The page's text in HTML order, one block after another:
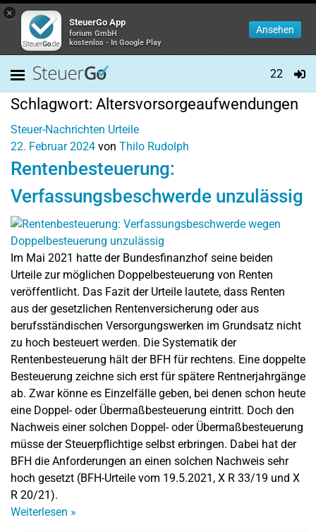
×
SteuerGo App
forium GmbH
kostenlos - In Google Play
Ansehen
22
Schlagwort: Altersvorsorgeaufwendungen
Steuer-Nachrichten Urteile
22. Februar 2024 von Thilo Rudolph
Rentenbesteuerung:
Verfassungsbeschwerde unzulässig
Im Mai 2021 hatte der Bundesfinanzhof seine beiden
Urteile zur möglichen Doppelbesteuerung von Renten
veröffentlicht. Das Fazit der Urteile lautete, dass Renten
aus der gesetzlichen Rentenversicherung oder aus
berufsständischen Versorgungswerken im Grundsatz nicht
zu hoch besteuert werden. Die Systematik der
Rentenbesteuerung hält der BFH für rechtens. Eine doppelte
Besteuerung zeichne sich erst für spätere Rentnerjahrgänge
ab. Zwar könne es Einzelfälle geben, bei denen schon heute
eine Doppel- oder Übermaßbesteuerung eintritt. Doch den
Nachweis einer solchen Doppel- oder Übermaßbesteuerung
müsse der Steuerpflichtige selbst erbringen. Dabei hat der
BFH die Anforderungen an einen solchen Nachweis sehr
hoch gesetzt (BFH-Urteile vom 19.5.2021, X R 33/19 und X
R 20/21).
Weiterlesen »